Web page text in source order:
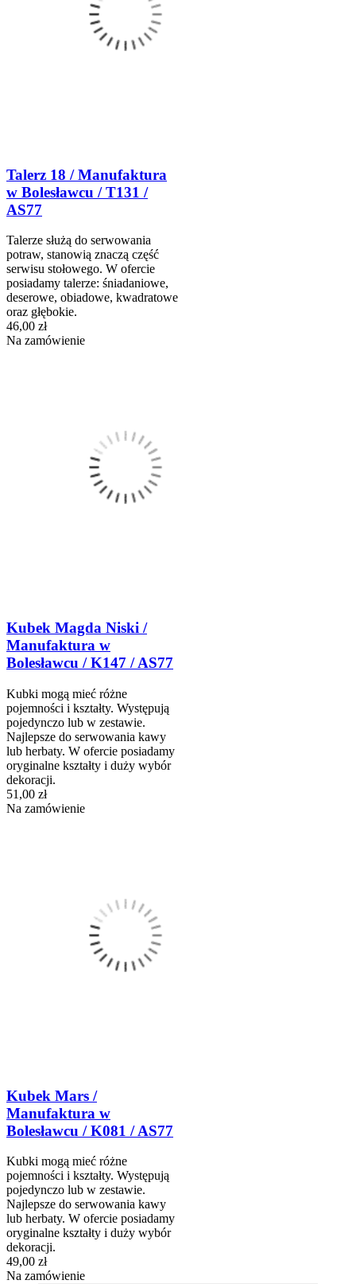
Talerz 18 / Manufaktura
w Bolesławcu / T131 /
AS77
Talerze służą do serwowania
potraw, stanowią znaczą część
serwisu stołowego. W ofercie
posiadamy talerze: śniadaniowe,
deserowe, obiadowe, kwadratowe
oraz głębokie.
46,00 zł
Na zamówienie
Kubek Magda Niski /
Manufaktura w
Bolesławcu / K147 / AS77
Kubki mogą mieć różne
pojemności i kształty. Występują
pojedynczo lub w zestawie.
Najlepsze do serwowania kawy
lub herbaty. W ofercie posiadamy
oryginalne kształty i duży wybór
dekoracji.
51,00 zł
Na zamówienie
Kubek Mars /
Manufaktura w
Bolesławcu / K081 / AS77
Kubki mogą mieć różne
pojemności i kształty. Występują
pojedynczo lub w zestawie.
Najlepsze do serwowania kawy
lub herbaty. W ofercie posiadamy
oryginalne kształty i duży wybór
dekoracji.
49,00 zł
Na zamówienie